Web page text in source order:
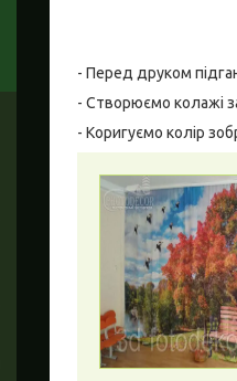
- Перед друком
- Створюємо колажі
- Коригуємо колір